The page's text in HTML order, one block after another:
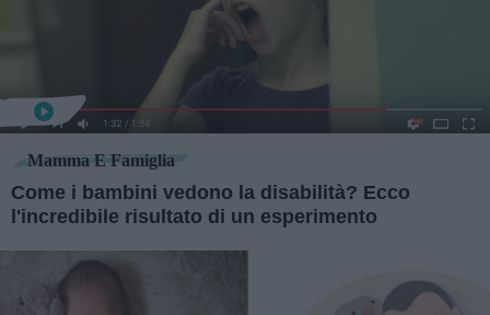
Mamma E Famiglia
Come i bambini vedono la disabilità? Ecco
l'incredibile risultato di un esperimento